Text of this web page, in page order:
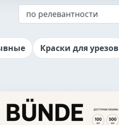
Краски для урезов